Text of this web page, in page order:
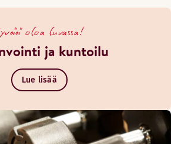
oloa luvassa!
ja kuntoilu
Lue lisää